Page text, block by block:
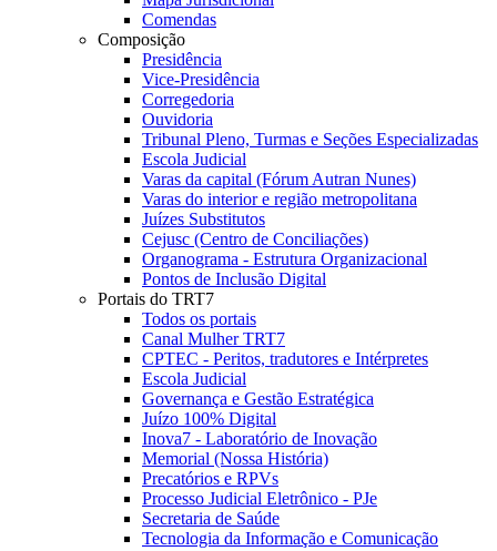
Comendas
Composição
Presidência
Vice-Presidência
Corregedoria
Ouvidoria
Tribunal Pleno, Turmas e Seções Especializadas
Escola Judicial
Varas da capital (Fórum Autran Nunes)
Varas do interior e região metropolitana
Juízes Substitutos
Cejusc (Centro de Conciliações)
Organograma - Estrutura Organizacional
Pontos de Inclusão Digital
Portais do TRT7
Todos os portais
Canal Mulher TRT7
CPTEC - Peritos, tradutores e Intérpretes
Escola Judicial
Governança e Gestão Estratégica
Juízo 100% Digital
Inova7 - Laboratório de Inovação
Memorial (Nossa História)
Precatórios e RPVs
Processo Judicial Eletrônico - PJe
Secretaria de Saúde
Tecnologia da Informação e Comunicação